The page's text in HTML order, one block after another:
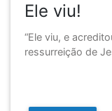
Ele viu!
“Ele viu, e
ressurreição de